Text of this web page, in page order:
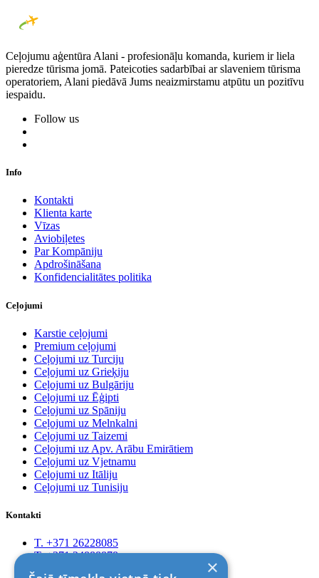
Ceļojumu aģentūra Alani - profesionāļu komanda, kuriem ir liela
pieredze tūrisma jomā. Pateicoties sadarbībai ar slaveniem tūrisma
operatoriem, Alani piedāvā Jums neaizmirstamu atpūtu un pozitīvu
iespaidu.
Follow us
Info
Kontakti
Klienta karte
Vīzas
Aviobiļetes
Par Kompāniju
Apdrošināšana
Konfidencialitātes politika
Ceļojumi
Karstie ceļojumi
Premium ceļojumi
Ceļojumi uz Turciju
Ceļojumi uz Grieķiju
Ceļojumi uz Bulgāriju
Ceļojumi uz Ēģipti
Ceļojumi uz Spāniju
Ceļojumi uz Melnkalni
Ceļojumi uz Taizemi
Ceļojumi uz Apv. Arābu Emirātiem
Ceļojumi uz Vjetnamu
Ceļojumi uz Itāliju
Ceļojumi uz Tunisiju
Kontakti
T. +371 26228085
T. +371 24888878
×